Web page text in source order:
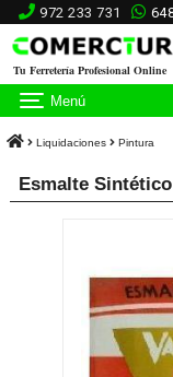
972 233 731
Tu Ferretería Profesional Online
Menú
Liquidaciones Pintura
Esmalte